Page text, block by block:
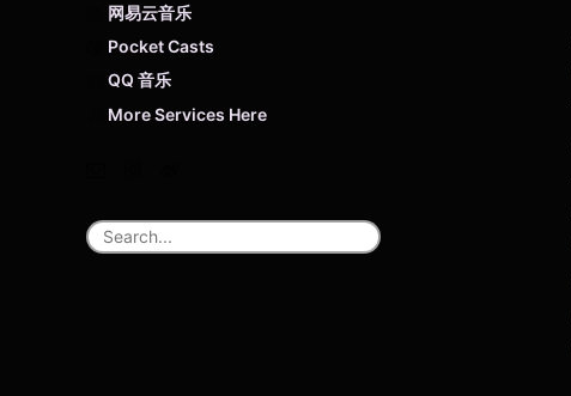
网易云音乐
Pocket Casts
QQ 音乐
More Services Here